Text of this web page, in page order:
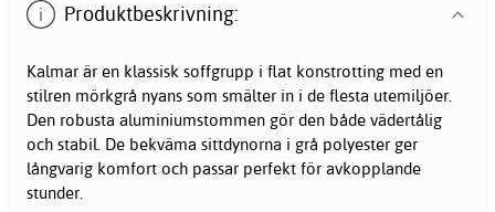
Produktbeskrivning:
Kalmar är en klassisk soffgrupp i flat konstrotting med en
stilren mörkgrå nyans som smälter in i de flesta utemiljöer.
Den robusta aluminiumstommen gör den både vädertålig
och stabil. De bekväma sittdynorna i grå polyester ger
långvarig komfort och passar perfekt för avkopplande
stunder.